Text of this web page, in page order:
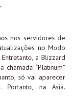
nos servidores de
no Modo
a Blizzard
“Platinum”
só vai aparecer
Portanto, na Asia.